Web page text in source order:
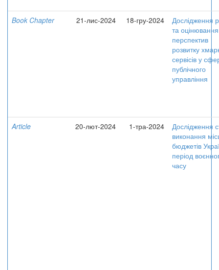
Book Chapter 21-лис-2024 18-гру-2024
Дослідження
та оцінювання
перспектив
розвитку
сервісів у
публічного
управління
Article 20-лют-2024 1-тра-2024
Дослідження
виконання
бюджетів
період
часу